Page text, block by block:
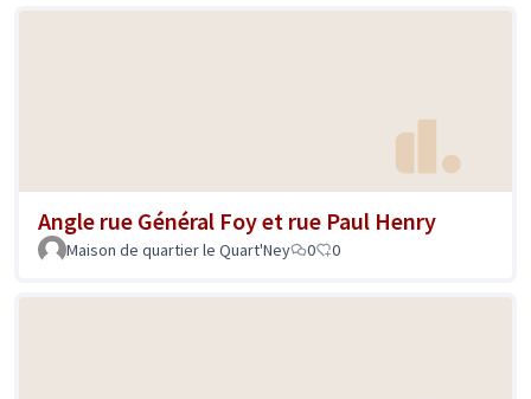
Angle rue Général Foy et rue Paul Henry
Maison de quartier le Quart'Ney 0 0